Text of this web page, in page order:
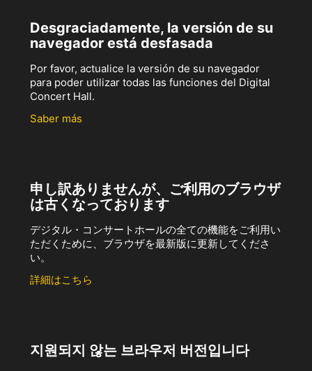
Desgraciadamente, la versión de su
navegador está desfasada
Por favor, actualice la versión de su navegador
para poder utilizar todas las funciones del Digital
Concert Hall.
Saber más
申し訳ありませんが、ご利用のブラウザ
は古くなっております
デジタル・コンサートホールの全ての機能をご利用い
ただくために、ブラウザを最新版に更新してくださ
い。
詳細はこちら
지원되지 않는 브라우저 버전입니다